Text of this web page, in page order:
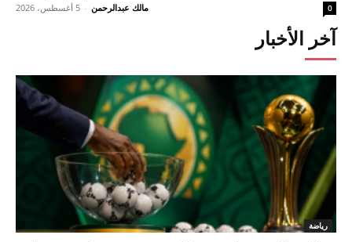
مالك عبدالرحمن - 5 أغسطس، 2026 0
آخر الأخبار
رياضة